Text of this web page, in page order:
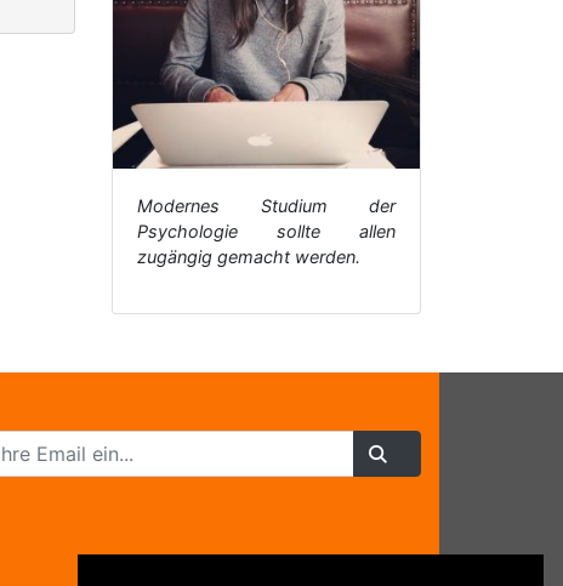
Modernes Studium der
Psychologie sollte allen
zugängig gemacht werden.